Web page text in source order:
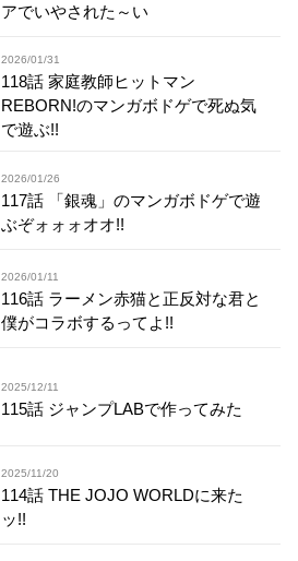
アでいやされた～い
2026/01/31
118話 家庭教師ヒットマン
REBORN!のマンガボドゲで死ぬ気
で遊ぶ!!
2026/01/26
117話 「銀魂」のマンガボドゲで遊
ぶぞォォォオオ!!
2026/01/11
116話 ラーメン赤猫と正反対な君と
僕がコラボするってよ!!
2025/12/11
115話 ジャンプLABで作ってみた
2025/11/20
114話 THE JOJO WORLDに来た
ッ!!